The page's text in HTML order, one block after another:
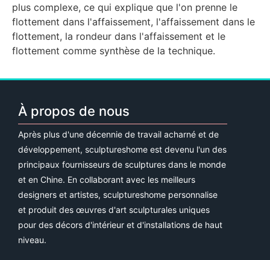
plus complexe, ce qui explique que l'on prenne le
flottement dans l'affaissement, l'affaissement dans le
flottement, la rondeur dans l'affaissement et le
flottement comme synthèse de la technique.
À propos de nous
Après plus d'une décennie de travail acharné et de
développement, sculptureshome est devenu l'un des
principaux fournisseurs de sculptures dans le monde
et en Chine. En collaborant avec les meilleurs
designers et artistes, sculptureshome personnalise
et produit des œuvres d'art sculpturales uniques
pour des décors d'intérieur et d'installations de haut
niveau.